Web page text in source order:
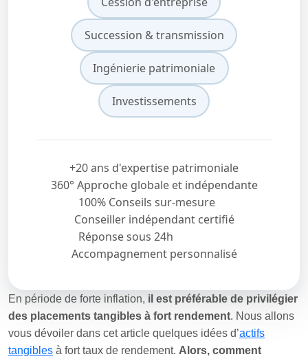
Succession & transmission
Ingénierie patrimoniale
Investissements
+20 ans d'expertise patrimoniale
360° Approche globale et indépendante
100% Conseils sur-mesure
Conseiller indépendant certifié
Réponse sous 24h
Accompagnement personnalisé
En période de forte inflation, il est préférable de privilégier
des placements tangibles à fort rendement. Nous allons
vous dévoiler dans cet article quelques idées d’actifs
tangibles à fort taux de rendement. Alors, comment